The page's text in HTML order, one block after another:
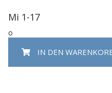
Mi 1-17
o
IN DEN